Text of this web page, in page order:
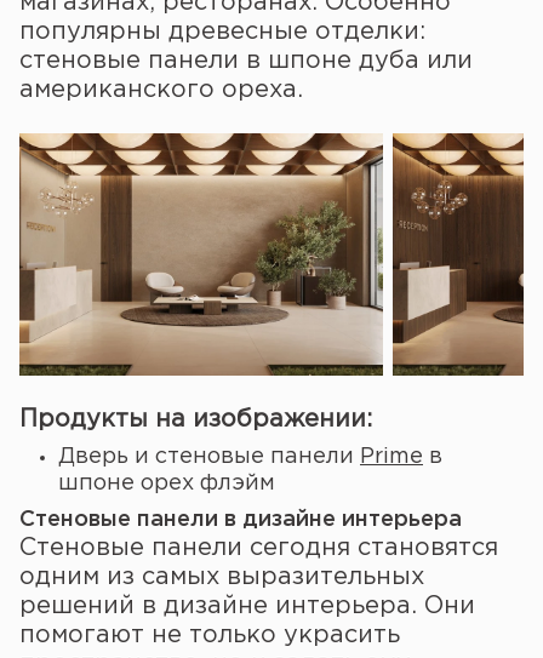
популярны древесные отделки:
стеновые панели в шпоне дуба или
американского ореха.
Продукты на изображении:
Дверь и стеновые панели Prime в
шпоне орех флэйм
Стеновые панели в дизайне интерьера
Стеновые панели сегодня становятся
одним из самых выразительных
решений в дизайне интерьера. Они
помогают не только украсить